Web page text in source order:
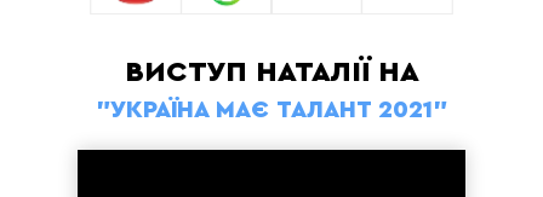
ВИСТУП НАТАЛІЇ НА
"УКРАЇНА МАЄ ТАЛАНТ 2021"